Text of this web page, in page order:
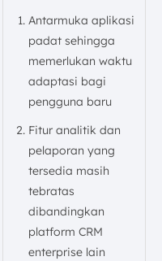
Antarmuka aplikasi
padat sehingga
memerlukan waktu
adaptasi bagi
pengguna baru
Fitur analitik dan
pelaporan yang
tersedia masih
tebratas
dibandingkan
platform CRM
enterprise lain